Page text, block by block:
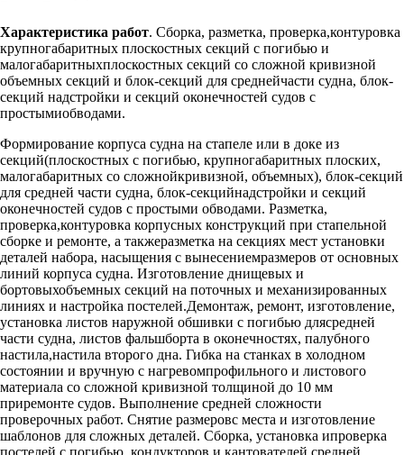
Характеристика работ. Сборка, разметка, проверка,контуровка
крупногабаритных плоскостных секций с погибью и
малогабаритныхплоскостных секций со сложной кривизной
объемных секций и блок-секций для среднейчасти судна, блок-
секций надстройки и секций оконечностей судов с
простымиобводами.
Формирование корпуса судна на стапеле или в доке из
секций(плоскостных с погибью, крупногабаритных плоских,
малогабаритных со сложнойкривизной, объемных), блок-секций
для средней части судна, блок-секцийнадстройки и секций
оконечностей судов с простыми обводами. Разметка,
проверка,контуровка корпусных конструкций при стапельной
сборке и ремонте, а такжеразметка на секциях мест установки
деталей набора, насыщения с вынесениемразмеров от основных
линий корпуса судна. Изготовление днищевых и
бортовыхобъемных секций на поточных и механизированных
линиях и настройка постелей.Демонтаж, ремонт, изготовление,
установка листов наружной обшивки с погибью длясредней
части судна, листов фальшборта в оконечностях, палубного
настила,настила второго дна. Гибка на станках в холодном
состоянии и вручную с нагревомпрофильного и листового
материала со сложной кривизной толщиной до 10 мм
приремонте судов. Выполнение средней сложности
проверочных работ. Снятие размеровс места и изготовление
шаблонов для сложных деталей. Сборка, установка ипроверка
постелей с погибью, кондукторов и кантователей средней